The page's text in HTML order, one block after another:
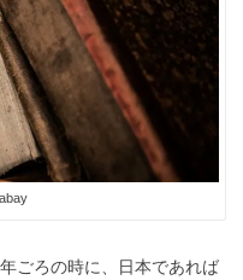
ごろの時に、日本であれば